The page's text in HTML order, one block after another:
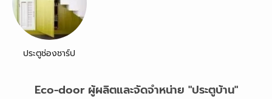
ประตูช่องชาร์ป
Eco-door ผู้ผลิตและจัดจำหน่าย "ประตูบ้าน"